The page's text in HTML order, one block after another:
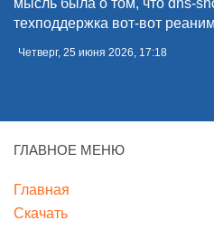
мысль была о том, что dns-
техподдержка вот-вот
Четверг, 25 июня 2026, 17:18
ГЛАВНОЕ МЕНЮ
Главная
Скачать